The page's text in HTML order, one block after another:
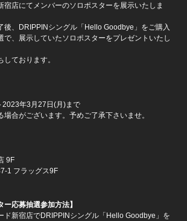
宿店にてメンバーのソロポスターを展示いたしま
後、DRIPPINシングル「Hello Goodbye」をご購入
で、展示していたソロポスターをプレゼントいたし
ております。
年3月27日(月)まで
合がございます。予めご了承下さいませ。
9F
1 フラッグス9F
ー応募抽選参加方法】
ド新宿店でDRIPPINシングル「Hello Goodbye」を